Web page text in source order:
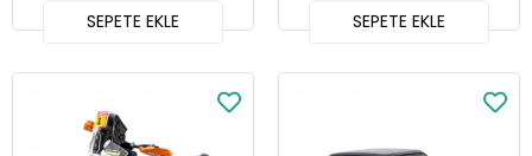
SEPETE EKLE SEPETE EKLE